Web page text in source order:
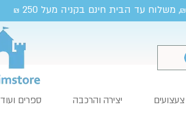
₪, משלוח עד הבית חינם בקניה מעל 250 ₪
צעצועים יצירה והרכבה ספרים ועוד